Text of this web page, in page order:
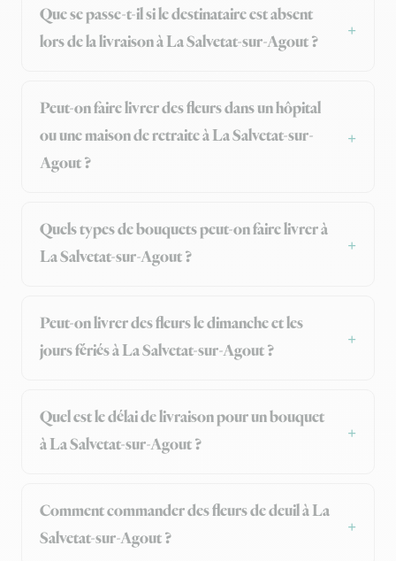
Que se passe-t-il si le destinataire est absent
lors de la livraison à La Salvetat-sur-Agout ?
Peut-on faire livrer des fleurs dans un hôpital
ou une maison de retraite à La Salvetat-sur-
Agout ?
Quels types de bouquets peut-on faire livrer à
La Salvetat-sur-Agout ?
Peut-on livrer des fleurs le dimanche et les
jours fériés à La Salvetat-sur-Agout ?
Quel est le délai de livraison pour un bouquet
à La Salvetat-sur-Agout ?
Comment commander des fleurs de deuil à La
Salvetat-sur-Agout ?